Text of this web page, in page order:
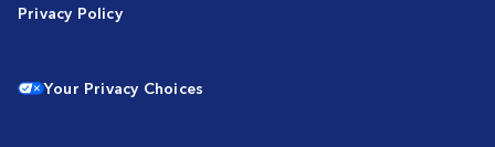
Privacy Policy
Your Privacy Choices